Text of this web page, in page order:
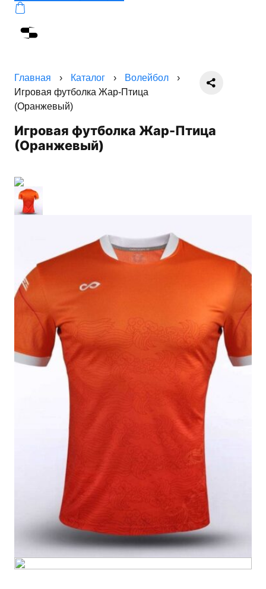
Главная › Каталог › Волейбол
›
Игровая футболка Жар-Птица
(Оранжевый)
Игровая футболка Жар-Птица
(Оранжевый)